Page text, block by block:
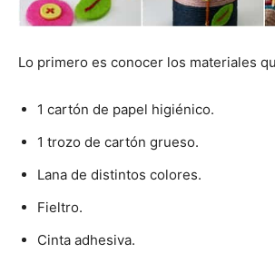
Lo primero es conocer los materiales
1 cartón de papel higiénico.
1 trozo de cartón grueso.
Lana de distintos colores.
Fieltro.
Cinta adhesiva.